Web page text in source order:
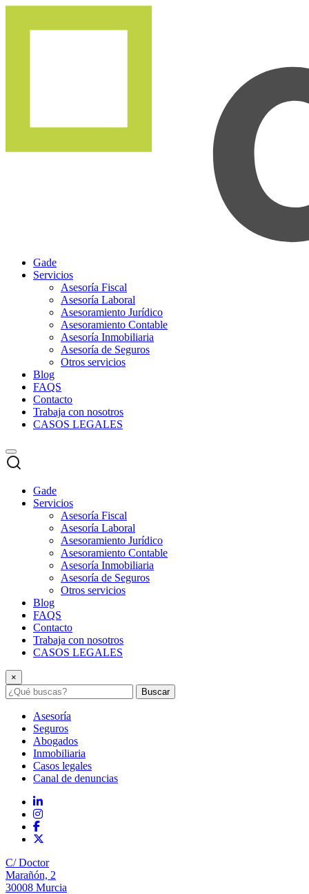
Gade
Servicios
Asesoría Fiscal
Asesoría Laboral
Asesoramiento Jurídico
Asesoramiento Contable
Asesoría Inmobiliaria
Asesoría de Seguros
Otros servicios
Blog
FAQS
Contacto
Trabaja con nosotros
CASOS LEGALES
Gade
Servicios
Asesoría Fiscal
Asesoría Laboral
Asesoramiento Jurídico
Asesoramiento Contable
Asesoría Inmobiliaria
Asesoría de Seguros
Otros servicios
Blog
FAQS
Contacto
Trabaja con nosotros
CASOS LEGALES
×
Buscar
Asesoría
Seguros
Abogados
Inmobiliaria
Casos legales
Canal de denuncias
C/ Doctor
Marañón, 2
30008 Murcia